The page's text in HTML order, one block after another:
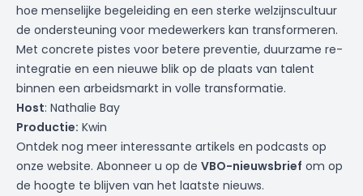
hoe menselijke begeleiding en een sterke welzijnscultuur
de ondersteuning voor medewerkers kan transformeren.
Met concrete pistes voor betere preventie, duurzame re-
integratie en een nieuwe blik op de plaats van talent
binnen een arbeidsmarkt in volle transformatie.
Host: Nathalie Bay
Productie: Kwin
Ontdek nog meer interessante artikels en podcasts op
onze website. Abonneer u op de VBO-nieuwsbrief om op
de hoogte te blijven van het laatste nieuws.